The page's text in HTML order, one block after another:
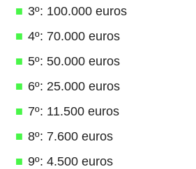
3º: 100.000 euros
4º: 70.000 euros
5º: 50.000 euros
6º: 25.000 euros
7º: 11.500 euros
8º: 7.600 euros
9º: 4.500 euros